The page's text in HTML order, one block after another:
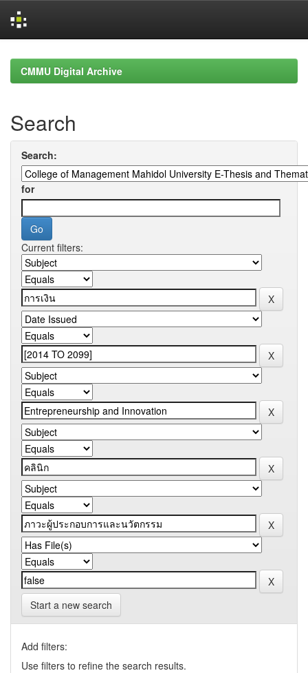
navigationCMMU Digital Archive
Search
Search:
for
Current filters:
Start a new search
Add filters:
Use filters to refine the search results.